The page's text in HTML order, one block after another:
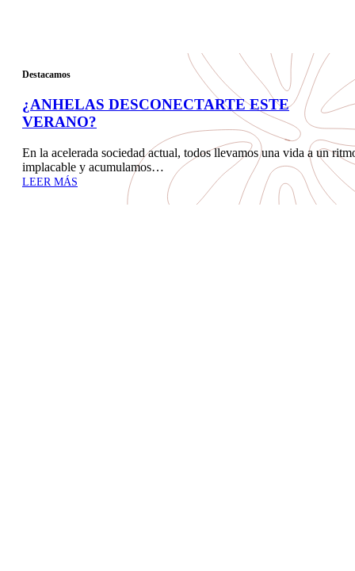
Destacamos
¿ANHELAS DESCONECTARTE ESTE
VERANO?
En la acelerada sociedad actual, todos llevamos una vida a un
implacable y acumulamos…
LEER MÁS